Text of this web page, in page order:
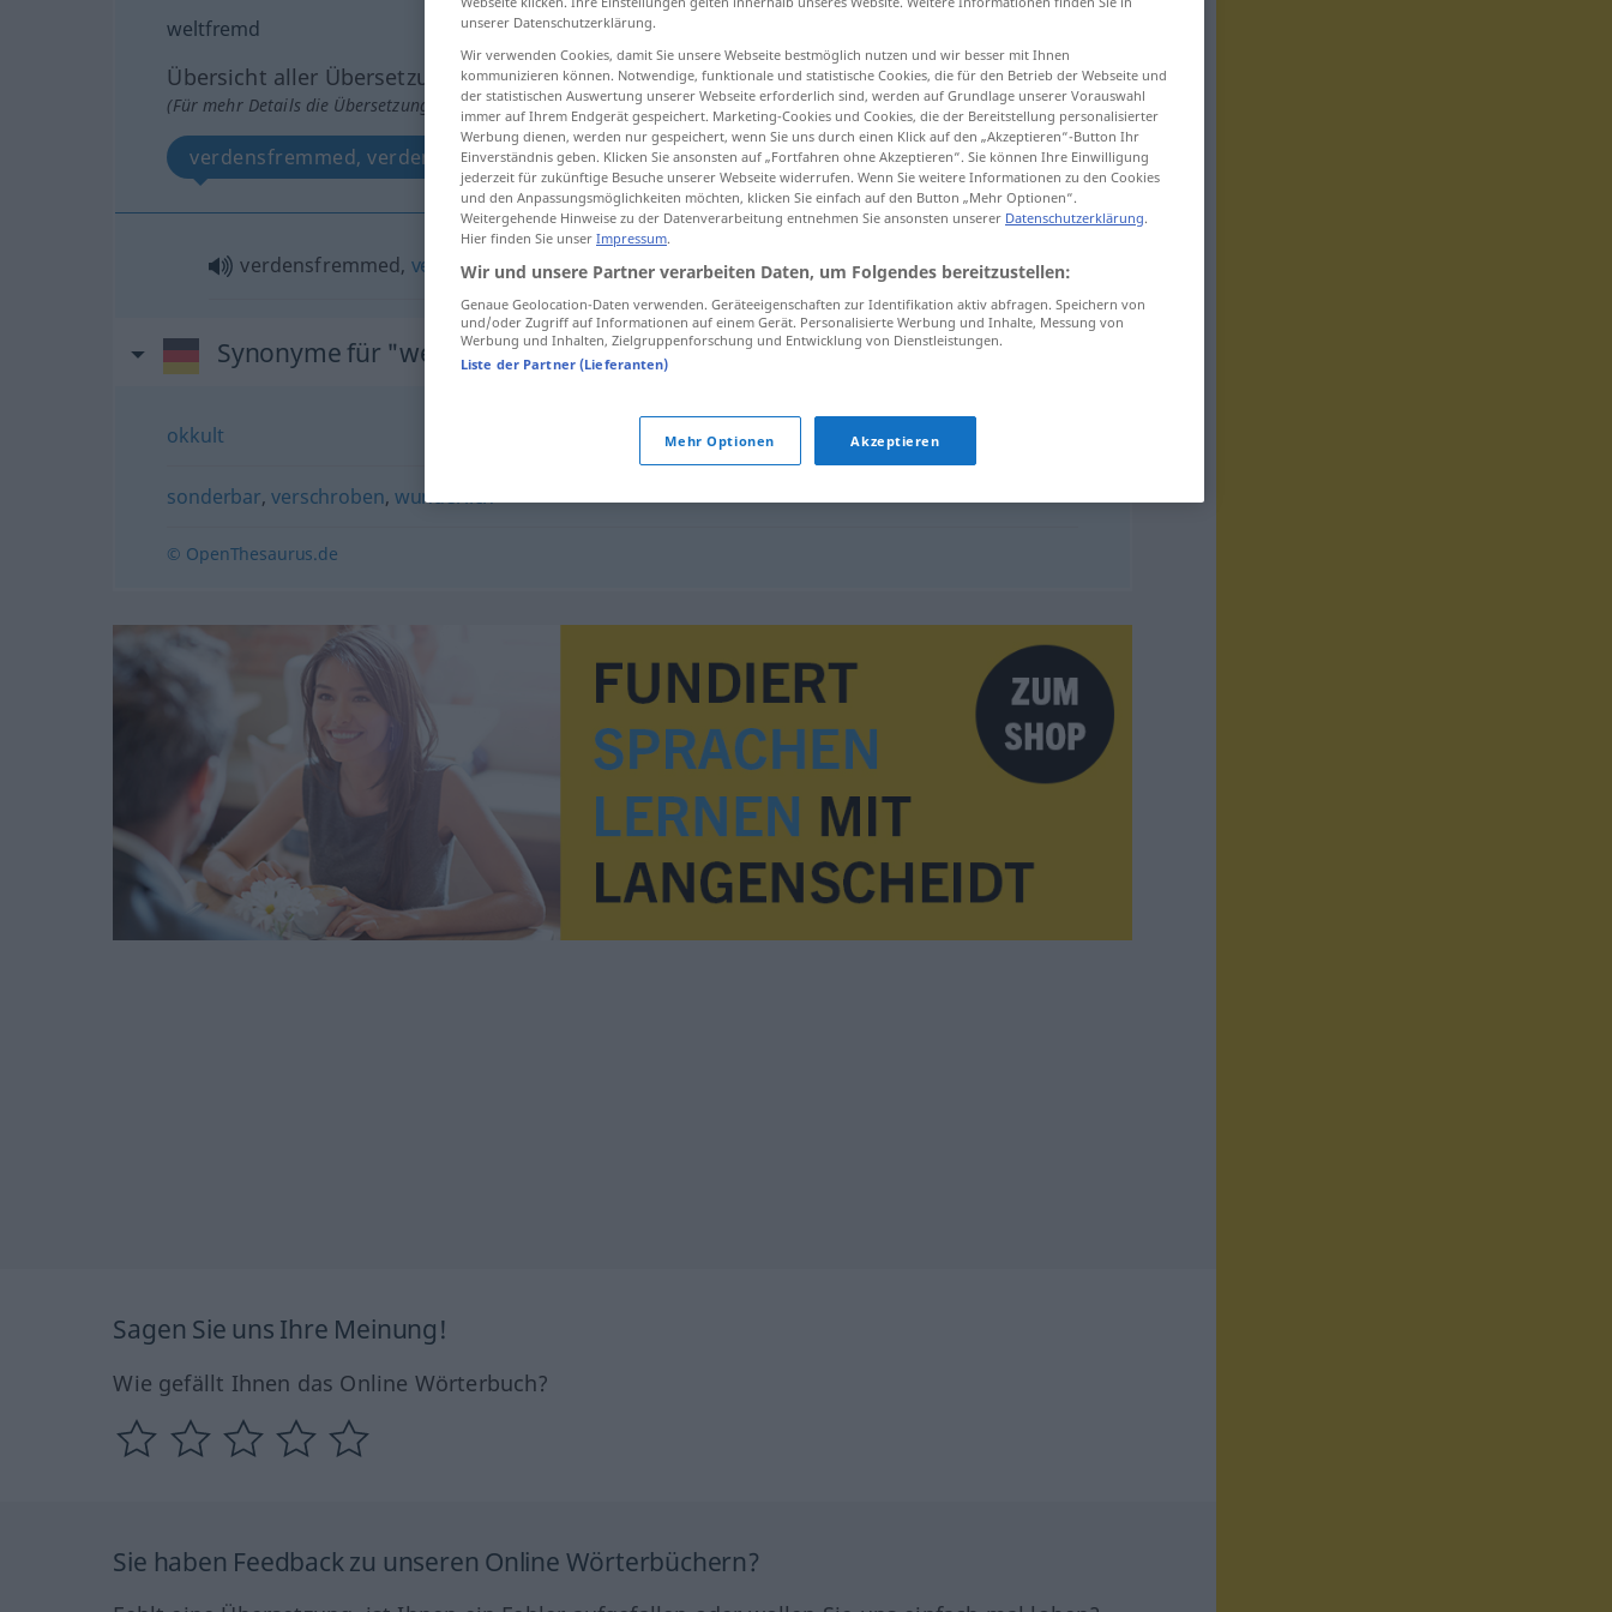
weltfremd
Übersicht aller Übersetzungen
(Für mehr Details die Übersetzung anklicken/antippen)
verdensfremmed, verdensfjern
verdensfremmed, verdensfjern weltfremd
Synonyme für "weltfremd"
okkult
sonderbar,verschroben, wunderlich
© OpenThesaurus.de
Sagen Sie uns Ihre Meinung!
Wie gefällt Ihnen das Online Wörterbuch?
Sie haben Feedback zu unseren Online Wörterbüchern?
unserer Datenschutzerklärung.
Wir verwenden Cookies, damit Sie unsere Webseite bestmöglich nutzen und wir besser mit Ihnen
kommunizieren können. Notwendige, funktionale und statistische Cookies, die für den Betrieb der Webseite und
der statistischen Auswertung unserer Webseite erforderlich sind, werden auf Grundlage unserer Vorauswahl
immer auf Ihrem Endgerät gespeichert. Marketing-Cookies und Cookies, die der Bereitstellung personalisierter
Werbung dienen, werden nur gespeichert, wenn Sie uns durch einen Klick auf den „Akzeptieren“-Button Ihr
Einverständnis geben. Klicken Sie ansonsten auf „Fortfahren ohne Akzeptieren“. Sie können Ihre Einwilligung
jederzeit für zukünftige Besuche unserer Webseite widerrufen. Wenn Sie weitere Informationen zu den Cookies
und den Anpassungsmöglichkeiten möchten, klicken Sie einfach auf den Button „Mehr Optionen“.
Weitergehende Hinweise zu der Datenverarbeitung entnehmen Sie ansonsten unserer Datenschutzerklärung.
Hier finden Sie unser Impressum.
Wir und unsere Partner verarbeiten Daten, um Folgendes bereitzustellen:
Genaue Geolocation-Daten verwenden. Geräteeigenschaften zur Identifikation aktiv abfragen. Speichern von
und/oder Zugriff auf Informationen auf einem Gerät. Personalisierte Werbung und Inhalte, Messung von
Werbung und Inhalten, Zielgruppenforschung und Entwicklung von Dienstleistungen.
Liste der Partner (Lieferanten)
Mehr Optionen Akzeptieren